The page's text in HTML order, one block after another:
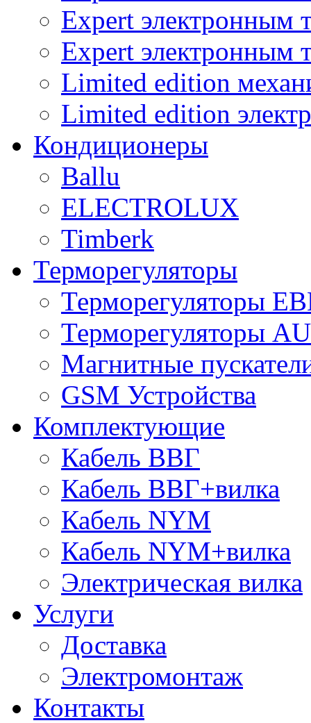
Expert электронным
Expert электронным
Limited edition
Limited edition
Кондиционеры
Ballu
ELECTROLUX
Timberk
Терморегуляторы
Терморегуляторы
Терморегуляторы
Магнитные
GSM Устройства
Комплектующие
Кабель ВВГ
Кабель ВВГ+вилка
Кабель NYM
Кабель NYM+вилка
Электрическая вилка
Услуги
Доставка
Электромонтаж
Контакты